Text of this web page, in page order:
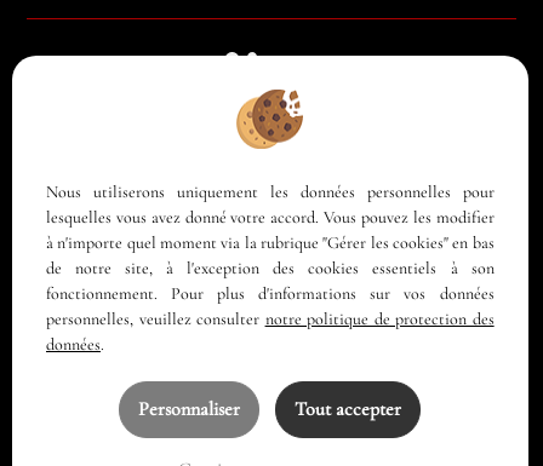
Logiciel immobilier
Création site immobilier
Annecy (74000)
Annecy Le Vieux (74940)
Veyrier Du Lac (74290)
Mercury (73200)
Menthon Saint Bernard (74290)
Nous utiliserons uniquement les données personnelles pour
lesquelles vous avez donné votre accord. Vous pouvez les modifier
à n'importe quel moment via la rubrique "Gérer les cookies" en bas
de notre site, à l'exception des cookies essentiels à son
fonctionnement. Pour plus d'informations sur vos données
personnelles, veuillez consulter notre politique de protection des
données.
Personnaliser Tout accepter